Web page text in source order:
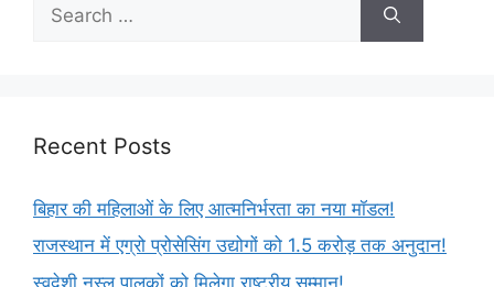
Recent Posts
बिहार की महिलाओं के लिए आत्मनिर्भरता का नया मॉडल!
राजस्थान में एग्रो प्रोसेसिंग उद्योगों को 1.5 करोड़ तक अनुदान!
स्वदेशी नस्ल पालकों को मिलेगा राष्ट्रीय सम्मान!